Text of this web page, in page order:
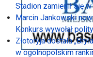
Stadion zamienił się
Marcin Jankowski
Konkurs wywołał
Złotoryja dostała
w ogólnopolskim